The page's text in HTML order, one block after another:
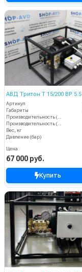
АВД Тритон T 15/200 BP 5.5
Артикул
Габариты
Производительность (л/мин)
Производительность (л/ч)
Вес, кг
Давление (бар)
Цена
67 000 руб.
Купить